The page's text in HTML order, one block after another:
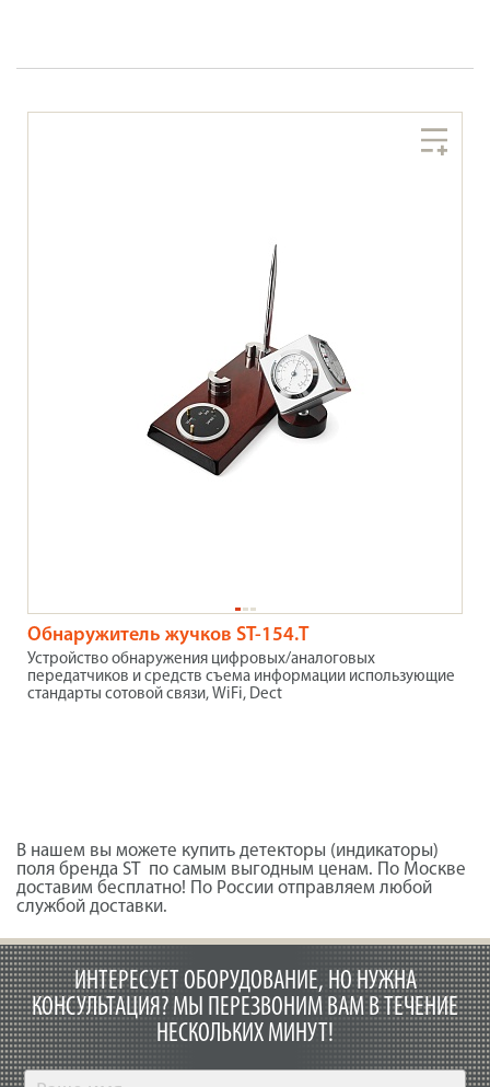
Обнаружитель жучков ST-154.T
Устройство обнаружения цифровых/аналоговых
передатчиков и средств съема информации использующие
стандарты сотовой связи, WiFi, Dect
В нашем вы можете купить детекторы (индикаторы)
поля бренда ST по самым выгодным ценам. По Москве
доставим бесплатно! По России отправляем любой
службой доставки.
ИНТЕРЕСУЕТ ОБОРУДОВАНИЕ, НО НУЖНА
КОНСУЛЬТАЦИЯ? МЫ ПЕРЕЗВОНИМ ВАМ В ТЕЧЕНИЕ
НЕСКОЛЬКИХ МИНУТ!